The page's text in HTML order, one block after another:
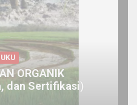
ORGANIK
dan Sertifikasi)